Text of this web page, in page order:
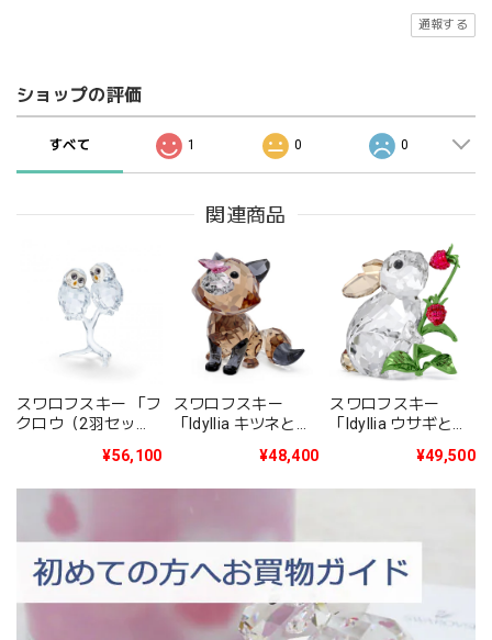
通報する
ショップの評価
すべて 1 0 0
関連商品
スワロフスキー 「フ
クロウ（2羽セッ
¥56,100
スワロフスキー
「Idyllia キツネとチ
¥48,400
スワロフスキー
「Idyllia ウサギと木
¥49,500